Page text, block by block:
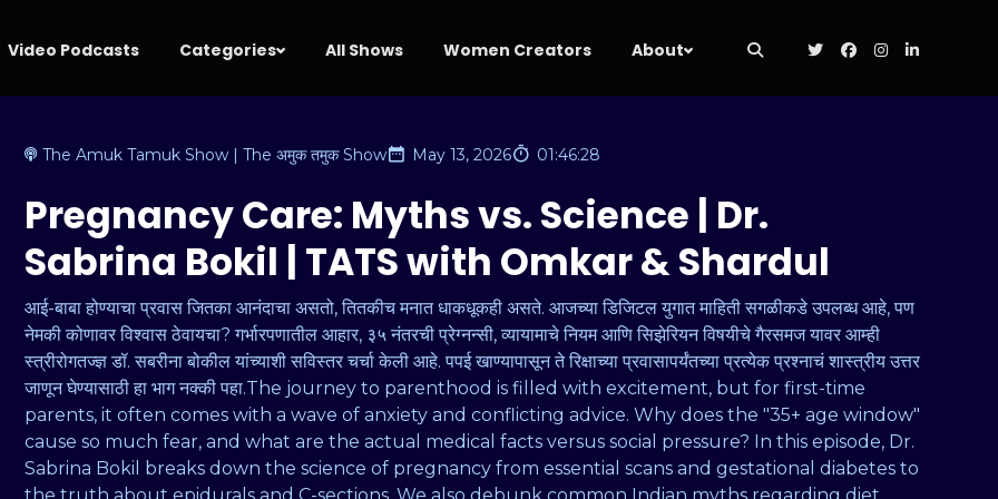
Video Podcasts Categories All Shows Women Creators About
The Amuk Tamuk Show | The अमुक तमुक Show May 13, 2026 01:46:28
Pregnancy Care: Myths vs. Science | Dr.
Sabrina Bokil | TATS with Omkar & Shardul
आई-बाबा होण्याचा प्रवास जितका आनंदाचा असतो, तितकीच मनात धाकधूकही असते. आजच्या डिजिटल युगात माहिती सगळीकडे उपलब्ध आहे, पण
नेमकी कोणावर विश्वास ठेवायचा? गर्भारपणातील आहार, ३५ नंतरची प्रेग्नन्सी, व्यायामाचे नियम आणि सिझेरियन विषयीचे गैरसमज यावर आम्ही
स्त्रीरोगतज्ज्ञ डॉ. सबरीना बोकील यांच्याशी सविस्तर चर्चा केली आहे. पपई खाण्यापासून ते रिक्षाच्या प्रवासापर्यंतच्या प्रत्येक प्रश्नाचं शास्त्रीय उत्तर
जाणून घेण्यासाठी हा भाग नक्की पहा.The journey to parenthood is filled with excitement, but for first-time
parents, it often comes with a wave of anxiety and conflicting advice. Why does the "35+ age window"
cause so much fear, and what are the actual medical facts versus social pressure? In this episode, Dr.
Sabrina Bokil breaks down the science of pregnancy from essential scans and gestational diabetes to
the truth about epidurals and C-sections. We also debunk common Indian myths regarding diet,